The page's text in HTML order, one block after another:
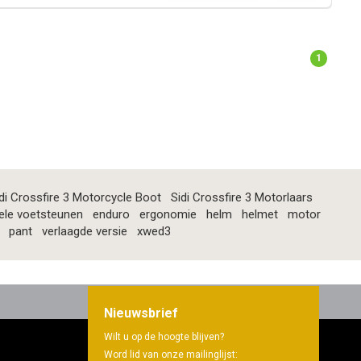
1
Crossfire 3 Motorcycle Boot
Sidi Crossfire 3 Motorlaars
voetsteunen enduro ergonomie helm helmet
motor
pant verlaagde versie xwed3
Nieuwsbrief
Wilt u op de hoogte blijven?
Word lid van onze mailinglijst: